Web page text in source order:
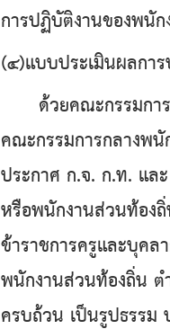
การปฏิบัติงานของพ
(๔)แบบประเมินผลกา
ด้วยคณะกรรมการ
คณะกรรมการกลางพ
ประกาศ ก.จ. ก.ท. แล
หรือพนักงานส่วนท้อง
ข้าราชการครูและบุคล
พนักงานส่วนท้องถิ่น ตํ
ครบถ้วน เป็นรูปธรรม